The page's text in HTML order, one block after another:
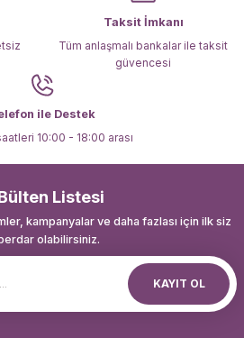
Taksit İmkanı
Tüm anlaşmalı bankalar ile taksit
güvencesi
ile Destek
10:00 - 18:00 arası
Listesi
kampanyalar ve daha fazlası için ilk siz
olabilirsiniz.
KAYIT OL